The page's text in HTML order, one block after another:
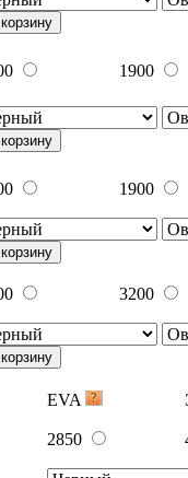
1900
1900
3200
EVA
2850